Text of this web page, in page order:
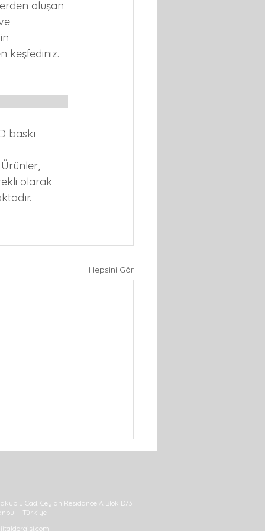
oluşan
keşfediniz.
baskı
olarak
Hepsini Gör
Cad. Ceylan Residance A Blok D73
- Türkiye